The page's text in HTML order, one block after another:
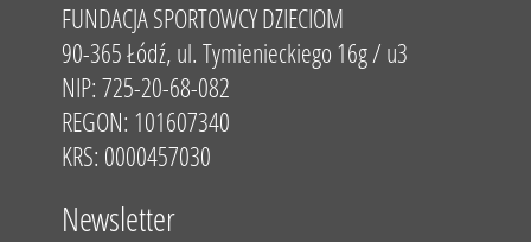
FUNDACJA SPORTOWCY DZIECIOM
90-365 Łódź, ul. Tymienieckiego 16g / u3
NIP: 725-20-68-082
REGON: 101607340
KRS: 0000457030
Newsletter